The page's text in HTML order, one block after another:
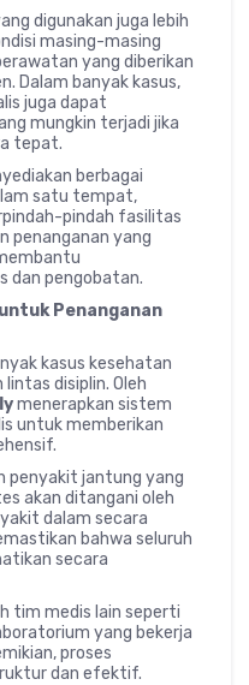
digunakan juga lebih
masing-masing
yang diberikan
Dalam banyak kasus,
juga dapat
mungkin terjadi jika
tepat.
berbagai
satu tempat,
pindah fasilitas
penanganan yang
dan pengobatan.
Penanganan
kasus kesehatan
disiplin. Oleh
menerapkan sistem
untuk memberikan
penyakit jantung yang
akan ditangani oleh
dalam secara
bahwa seluruh
secara
tim medis lain seperti
yang bekerja
proses
dan efektif.